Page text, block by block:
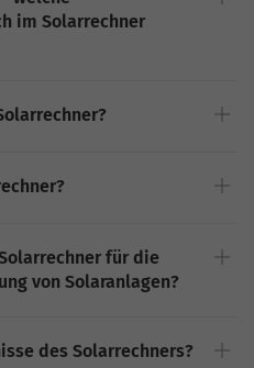
im Solarrechner
für die
von Solaranlagen?
des Solarrechners?